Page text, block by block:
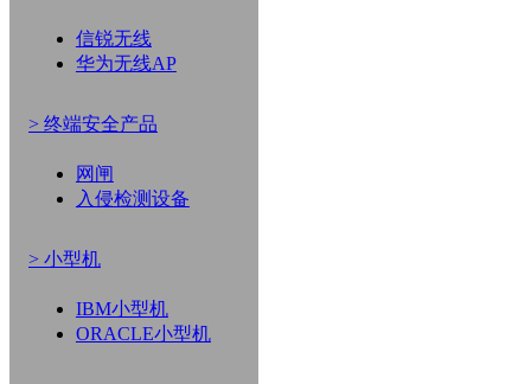
信锐无线
华为无线AP
> 终端安全产品
网闸
入侵检测设备
> 小型机
IBM小型机
ORACLE小型机